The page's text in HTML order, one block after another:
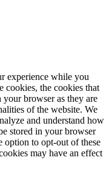
experience while you
cookies, the cookies that
your browser as they are
of the website. We
and understand how
stored in your browser
option to opt-out of these
may have an effect